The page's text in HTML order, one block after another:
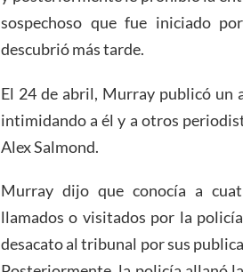
sospechoso que fue iniciado
descubrió más tarde.
El 24 de abril, Murray publicó un
intimidando a él y a otros
Alex Salmond.
Murray dijo que conocía a
llamados o visitados por la
desacato al tribunal por sus